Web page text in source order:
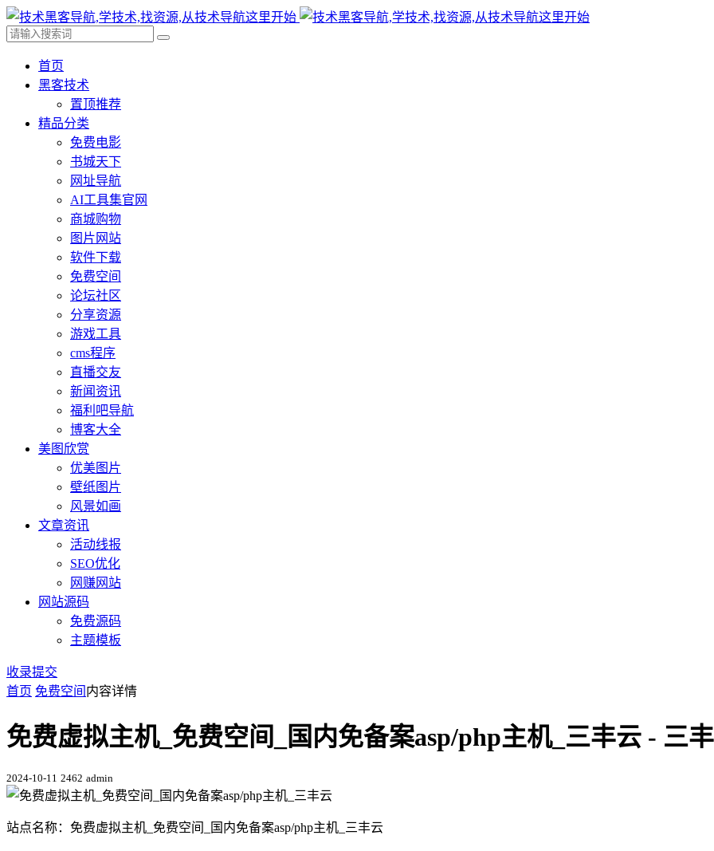
首页
黑客技术
置顶推荐
精品分类
免费电影
书城天下
网址导航
AI工具集官网
商城购物
图片网站
软件下载
免费空间
论坛社区
分享资源
游戏工具
cms程序
直播交友
新闻资讯
福利吧导航
博客大全
美图欣赏
优美图片
壁纸图片
风景如画
文章资讯
活动线报
SEO优化
网赚网站
网站源码
免费源码
主题模板
收录提交
首页 免费空间 内容详情
免费虚拟主机_免费空间_国内免备案asp/php主机_三丰云 - 三
2024-10-11 2462 admin
站点名称：免费虚拟主机_免费空间_国内免备案asp/php主机_三丰云